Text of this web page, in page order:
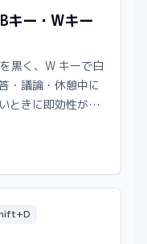
キー・Wキー
黒く、W キーで白
・議論・休憩中に
ときに即効性があ